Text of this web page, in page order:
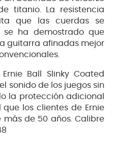
titanio. La resistencia
que las cuerdas se
ha demostrado que
guitarra afinadas mejor
Ball Slinky Coated
sonido de los juegos sin
la protección adicional
los clientes de Ernie
de 50 años. Calibre